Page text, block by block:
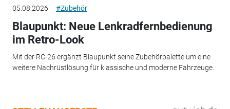
05.08.2026 #Zubehör
Blaupunkt: Neue Lenkradfernbedienung
im Retro-Look
Mit der RC-26 ergänzt Blaupunkt seine Zubehörpalette um eine
weitere Nachrüstlösung für klassische und moderne Fahrzeuge.